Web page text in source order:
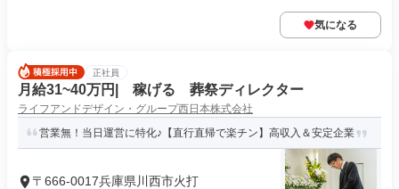
気になる
正社員
月給31~40万円| 稼げる 葬祭ディレクター
ライフアンドデザイン・グループ西日本株式会社
営業無！当日運営に特化♪【直行直帰で楽チン】高収入＆安定企業
〒666-0017兵庫県川西市火打